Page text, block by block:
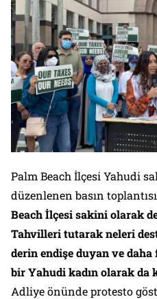
Palm Beach İlçesi Yahudi
düzenlenen basın
Beach İlçesi sakini olarak
Tahvilleri tutarak neleri
derin endişe duyan ve daha
bir Yahudi kadın olarak da
Adliye önünde protesto